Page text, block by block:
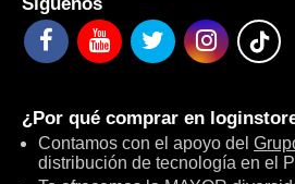
¿Por qué comprar en
Contamos con el apoyo del
distribución de tecnología en el